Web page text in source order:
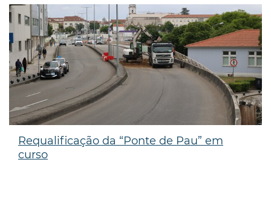
Requalificação da “Ponte de Pau” em
curso